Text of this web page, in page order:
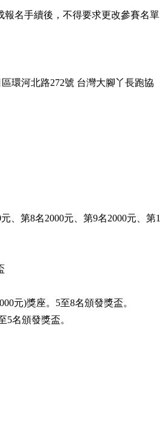
名手續後，不得要求更改參賽名單
環河北路272號 台灣大腳丫長跑協
、第8名2000元、第9名2000元、第1
元)獎座。5至8名頒發獎盃。
5名頒發獎盃。